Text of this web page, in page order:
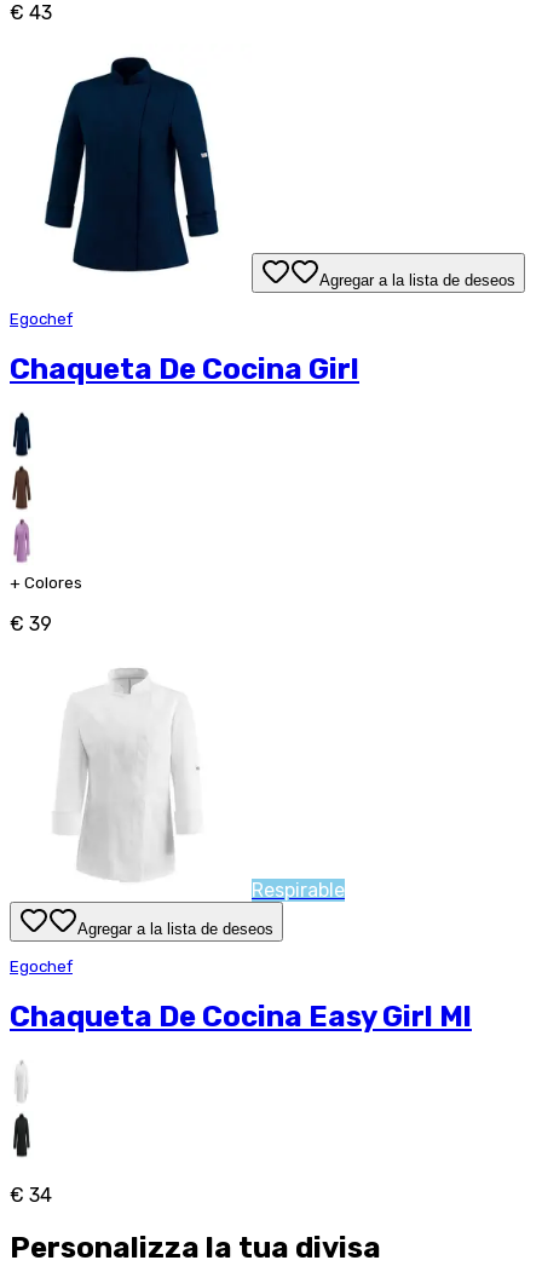
€ 43
Agregar a la lista de deseos
Egochef
Chaqueta De Cocina Girl
+ Colores
€ 39
Respirable
Agregar a la lista de deseos
Egochef
Chaqueta De Cocina Easy Girl Ml
€ 34
Personalizza la tua divisa